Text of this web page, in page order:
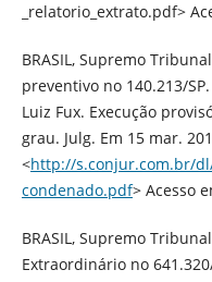
_relatorio_extrato.pdf>
BRASIL, Supremo
preventivo no 140.213/
Luiz Fux. Execução
grau. Julg. Em 15 mar.
<http://s.conjur.com.br/
condenado.pdf> Acesso
BRASIL, Supremo
Extraordinário no